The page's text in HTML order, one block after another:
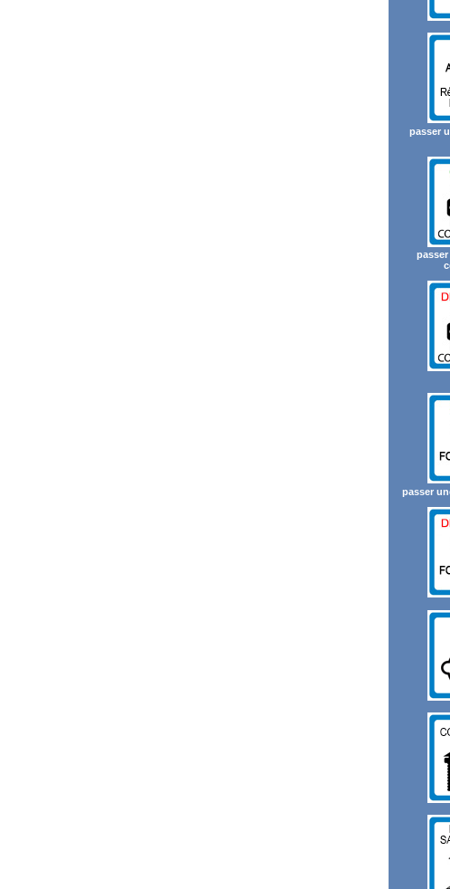
passer
passer